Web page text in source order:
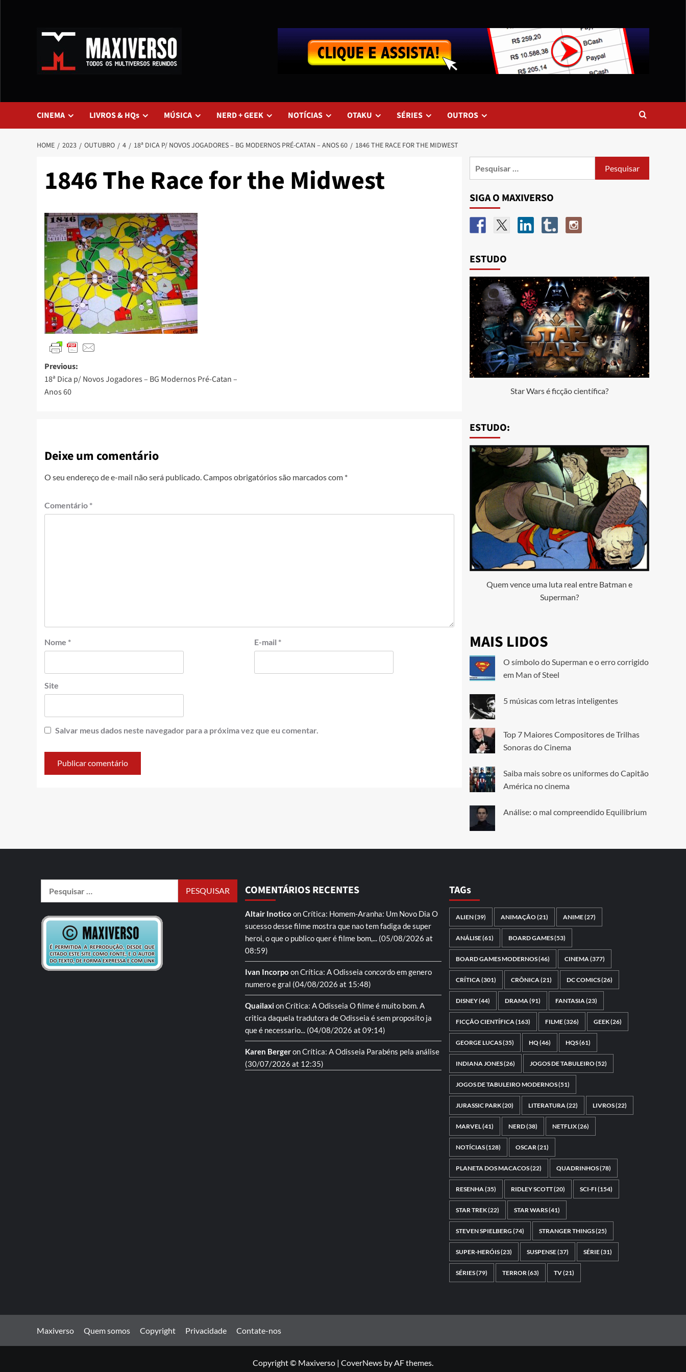
CINEMA LIVROS & HQs MÚSICA NERD + GEEK NOTÍCIAS OTAKU SÉRIES OUTROS
HOME 2023 OUTUBRO 4 18ª DICA P/ NOVOS JOGADORES – BG MODERNOS PRÉ-CATAN – ANOS 60 1846 THE RACE FOR THE MIDWEST
1846 The Race for the Midwest
Previous:
18ª Dica p/ Novos Jogadores – BG Modernos Pré-Catan –
Anos 60
Deixe um comentário
O seu endereço de e-mail não será publicado.Campos obrigatórios são marcados com *
Comentário *
Nome * E-mail *
Site
Salvar meus dados neste navegador para a próxima vez que eu comentar.
SIGA O MAXIVERSO
ESTUDO
Star Wars é ficção científica?
ESTUDO:
Quem vence uma luta real entre Batman e
Superman?
MAIS LIDOS
O símbolo do Superman e o erro corrigido
em Man of Steel
5 músicas com letras inteligentes
Top 7 Maiores Compositores de Trilhas
Sonoras do Cinema
Saiba mais sobre os uniformes do Capitão
América no cinema
Análise: o mal compreendido Equilibrium
COMENTÁRIOS RECENTES
Altair Inotico onCrítica: Homem-Aranha: Um Novo Dia O
sucesso desse filme mostra que nao tem fadiga de super
heroi, o que o publico quer é filme bom,... (05/08/2026 at
08:59)
Ivan Incorpo onCrítica: A Odisseia concordo em genero
numero e gral (04/08/2026 at 15:48)
QuailaxionCrítica: A Odisseia O filme é muito bom. A
critica daquela tradutora de Odisseia é sem proposito ja
que é necessario... (04/08/2026 at 09:14)
Karen BergeronCrítica: A Odisseia Parabéns pela análise
(30/07/2026 at 12:35)
TAGs
ALIEN(39) ANIMAÇÃO(21) ANIME(27)
ANÁLISE(61) BOARD GAMES(53)
BOARD GAMES MODERNOS(46) CINEMA (377)
CRÍTICA (301) CRÔNICA (21) DC COMICS(26)
DISNEY(44) DRAMA (91) FANTASIA (23)
FICÇÃO CIENTÍFICA (163) FILME(326) GEEK(26)
GEORGE LUCAS(35) HQ(46) HQS(61)
INDIANA JONES(26) JOGOS DE TABULEIRO(52)
JOGOS DE TABULEIRO MODERNOS(51)
JURASSIC PARK(20) LITERATURA (22) LIVROS(22)
MARVEL(41) NERD(38) NETFLIX(26)
NOTÍCIAS(128) OSCAR (21)
PLANETA DOS MACACOS(22) QUADRINHOS(78)
RESENHA (35) RIDLEY SCOTT(20) SCI-FI (154)
STAR TREK(22) STAR WARS(41)
STEVEN SPIELBERG (74) STRANGER THINGS(25)
SUPER-HERÓIS(23) SUSPENSE(37) SÉRIE(31)
SÉRIES(79) TERROR (63) TV(21)
Maxiverso Quem somos Copyright Privacidade Contate-nos
Copyright © Maxiverso | CoverNews by AF themes.